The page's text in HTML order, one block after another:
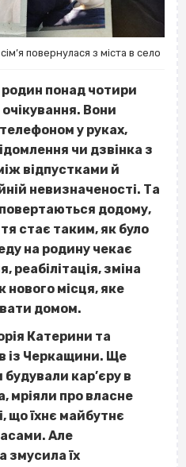
повернулася з міста в село
родин понад чотири
Вони
у руках,
чи дзвінка з
відпустками й
невизначеності. Та
повертаються додому,
стає таким, як було
на родину чекає
реабілітація, зміна
нового місця, яке
домом.
Катерини та
із Черкащини. Ще
будували кар’єру в
мріяли про власне
що їхнє майбутнє
Але
змусила їх